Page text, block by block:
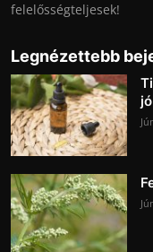
felelősségteljesek!
Legnézettebb